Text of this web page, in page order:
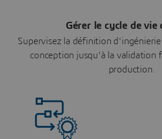
Gérer le cycle de vie
Supervisez la définition
conception jusqu'à la validation
production.